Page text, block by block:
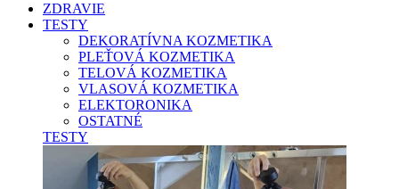
ZDRAVIE
TESTY
DEKORATÍVNA KOZMETIKA
PLEŤOVÁ KOZMETIKA
TELOVÁ KOZMETIKA
VLASOVÁ KOZMETIKA
ELEKTORONIKA
OSTATNÉ
TESTY